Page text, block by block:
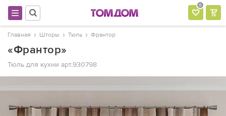
0
Главная Шторы Тюль Франтор
«Франтор»
Тюль для кухни арт.930798